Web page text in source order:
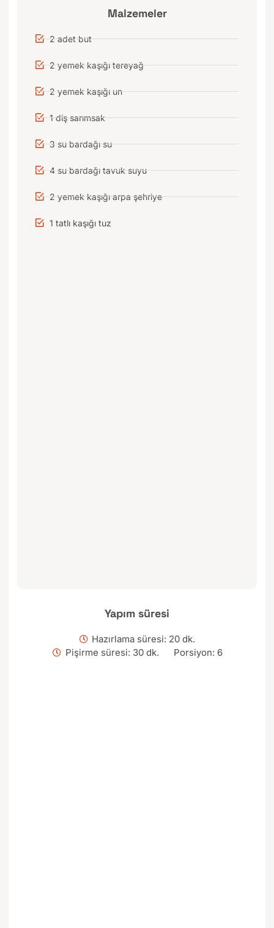
Malzemeler
2 adet but
2 yemek kaşığı tereyağ
2 yemek kaşığı un
1 diş sarımsak
3 su bardağı su
4 su bardağı tavuk suyu
2 yemek kaşığı arpa şehriye
1 tatlı kaşığı tuz
Yapım süresi
Hazırlama süresi: 20 dk.
Pişirme süresi: 30 dk.
Porsiyon: 6